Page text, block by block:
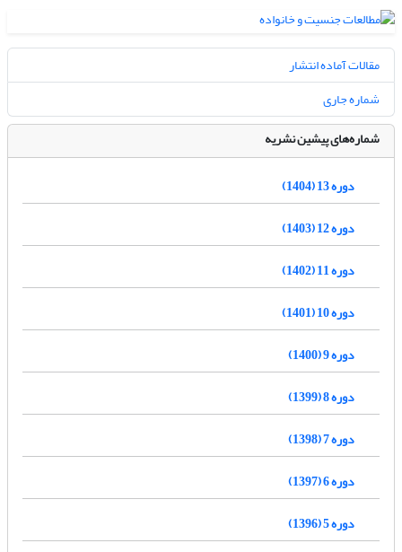
مقالات آماده انتشار
شماره جاری
شماره‌های پیشین نشریه
دوره 13 (1404)
دوره 12 (1403)
دوره 11 (1402)
دوره 10 (1401)
دوره 9 (1400)
دوره 8 (1399)
دوره 7 (1398)
دوره 6 (1397)
دوره 5 (1396)